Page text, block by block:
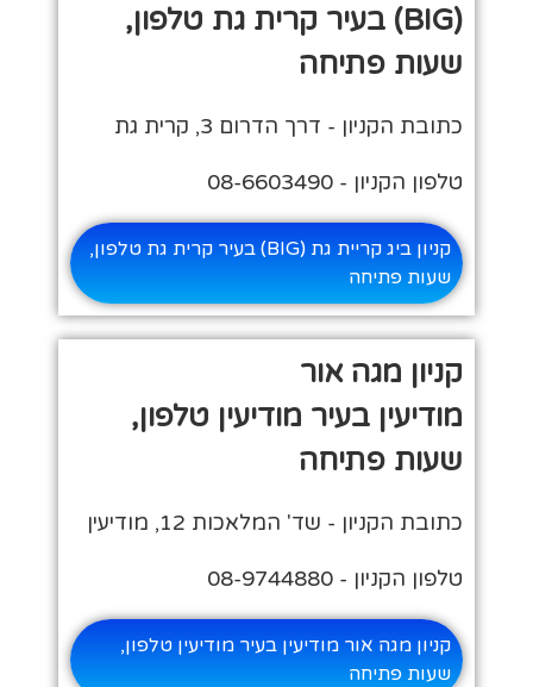
(BIG) בעיר קרית גת טלפון,
שעות פתיחה
כתובת הקניון - דרך הדרום 3, קרית גת
טלפון הקניון - 08-6603490
קניון ביג קריית גת (BIG) בעיר קרית גת טלפון,
שעות פתיחה
קניון מגה אור
מודיעין בעיר מודיעין טלפון,
שעות פתיחה
כתובת הקניון - שד' המלאכות 12, מודיעין
טלפון הקניון - 08-9744880
קניון מגה אור מודיעין בעיר מודיעין טלפון,
שעות פתיחה